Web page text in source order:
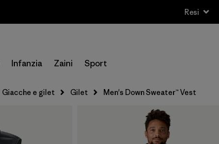
Resi
Infanzia Zaini Sport
Giacche e gilet Gilet Men's Down Sweater™ Vest